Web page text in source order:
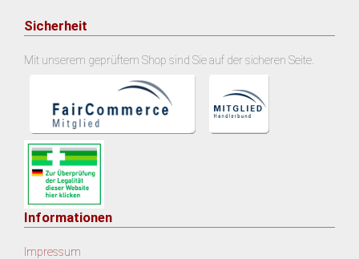
Sicherheit
Mit unserem geprüftem Shop sind Sie auf der sicheren Seite.
Informationen
Impressum